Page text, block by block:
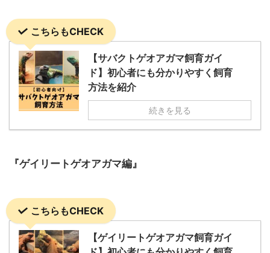
こちらもCHECK
【サバクトゲオアガマ飼育ガイ
ド】初心者にも分かりやすく飼育
方法を紹介
続きを見る
『ゲイリートゲオアガマ編』
こちらもCHECK
【ゲイリートゲオアガマ飼育ガイ